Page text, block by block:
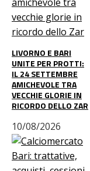
LIVORNO E BARI
UNITE PER PROTTI:
IL 24 SETTEMBRE
AMICHEVOLE TRA
VECCHIE GLORIE IN
RICORDO DELLO ZAR
10/08/2026